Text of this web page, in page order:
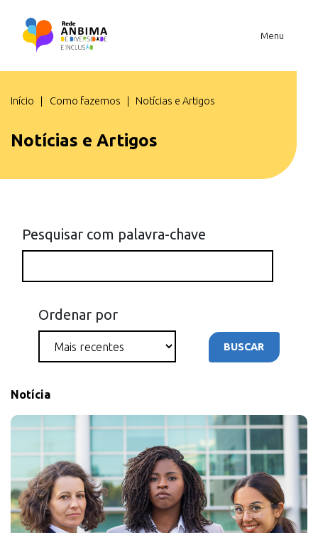
Menu
Você está em
Início Como fazemos Notícias e Artigos
Notícias e Artigos
Pesquisar com palavra-chave
Ordenar por
BUSCAR
Notícia